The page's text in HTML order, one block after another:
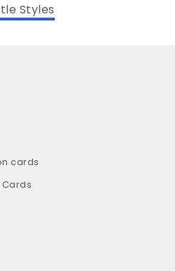
Styles
cards